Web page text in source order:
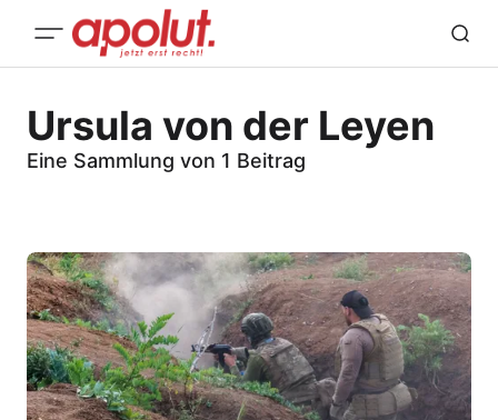
Ursula von der Leyen
Eine Sammlung von 1 Beitrag